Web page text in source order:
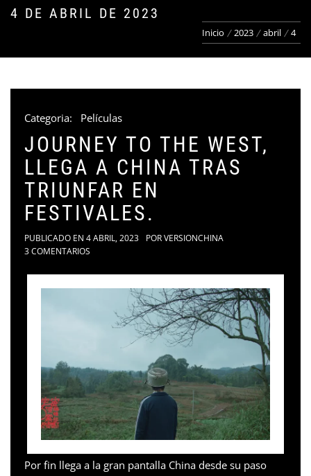
4 DE ABRIL DE 2023
Inicio 2023 abril 4
Categoria: Películas
JOURNEY TO THE WEST,
LLEGA A CHINA TRAS
TRIUNFAR EN
FESTIVALES.
PUBLICADO EN 4 ABRIL, 2023 PORVERSIONCHINA
3 COMENTARIOS
Por fin llega a la gran pantalla China desde su paso